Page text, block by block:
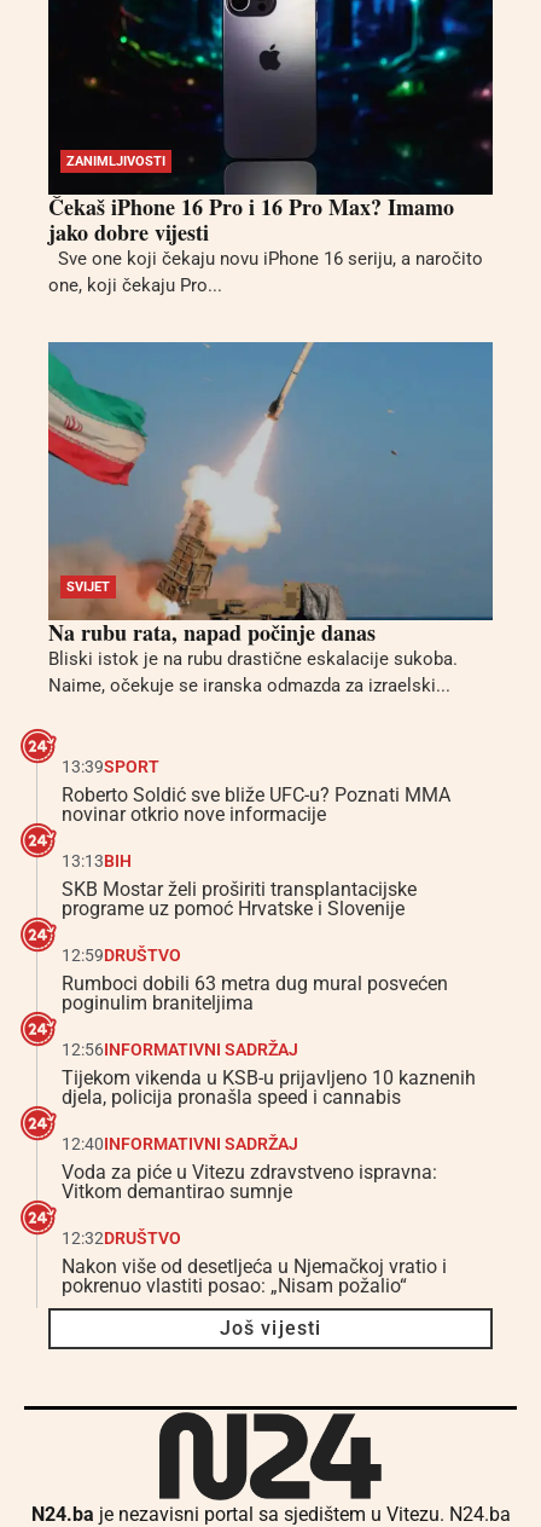
ZANIMLJIVOSTI
Čekaš iPhone 16 Pro i 16 Pro Max? Imamo
jako dobre vijesti
Sve one koji čekaju novu iPhone 16 seriju, a naročito
one, koji čekaju Pro...
SVIJET
Na rubu rata, napad počinje danas
Bliski istok je na rubu drastične eskalacije sukoba.
Naime, očekuje se iranska odmazda za izraelski...
13:39SPORT
Roberto Soldić sve bliže UFC-u? Poznati MMA
novinar otkrio nove informacije
13:13BIH
SKB Mostar želi proširiti transplantacijske
programe uz pomoć Hrvatske i Slovenije
12:59DRUŠTVO
Rumboci dobili 63 metra dug mural posvećen
poginulim braniteljima
12:56INFORMATIVNI SADRŽAJ
Tijekom vikenda u KSB-u prijavljeno 10 kaznenih
djela, policija pronašla speed i cannabis
12:40INFORMATIVNI SADRŽAJ
Voda za piće u Vitezu zdravstveno ispravna:
Vitkom demantirao sumnje
12:32DRUŠTVO
Nakon više od desetljeća u Njemačkoj vratio i
pokrenuo vlastiti posao: „Nisam požalio“
Još vijesti
N24.ba je nezavisni portal sa sjedištem u Vitezu. N24.ba